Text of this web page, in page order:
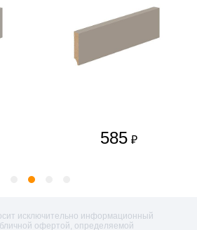
585 ₽
исключительно информационный
офертой, определяемой